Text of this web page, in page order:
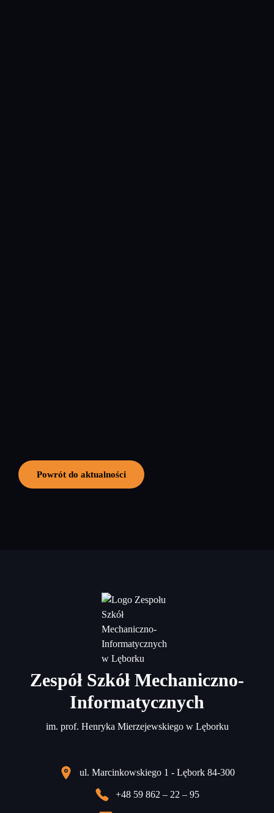
Powrót do aktualności
Zespół Szkół Mechaniczno-
Informatycznych
im. prof. Henryka Mierzejewskiego w Lęborku
ul. Marcinkowskiego 1 - Lębork 84-300
+48 59 862 – 22 – 95